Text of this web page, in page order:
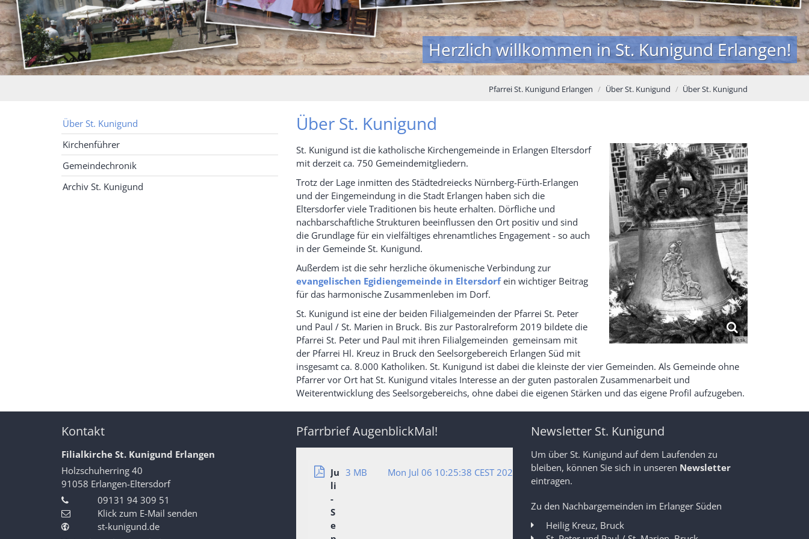
Herzlich willkommen in St. Kunigund Erlangen!
Pfarrei St. Kunigund Erlangen Über St. Kunigund Über St. Kunigund
Über St. Kunigund
© sk
St. Kunigund ist die katholische Kirchengemeinde in Erlangen Eltersdorf
mit derzeit ca. 750 Gemeindemitgliedern.
Trotz der Lage inmitten des Städtedreiecks Nürnberg-Fürth-Erlangen
und der Eingemeindung in die Stadt Erlangen haben sich die
Eltersdorfer viele Traditionen bis heute erhalten. Dörfliche und
nachbarschaftliche Strukturen beeinflussen den Ort positiv und sind
die Grundlage für ein vielfältiges ehrenamtliches Engagement - so auch
in der Gemeinde St. Kunigund.
Außerdem ist die sehr herzliche ökumenische Verbindung zur
evangelischen Egidiengemeinde in Eltersdorfein wichtiger Beitrag
für das harmonische Zusammenleben im Dorf.
St. Kunigund ist eine der beiden Filialgemeinden der Pfarrei St. Peter
und Paul / St. Marien in Bruck. Bis zur Pastoralreform 2019 bildete die
Pfarrei St. Peter und Paul mit ihren Filialgemeinden gemeinsam mit
der Pfarrei Hl. Kreuz in Bruck den Seelsorgebereich Erlangen Süd mit
insgesamt ca. 8.000 Katholiken. St. Kunigund ist dabei die kleinste der vier Gemeinden. Als Gemeinde ohne
Pfarrer vor Ort hat St. Kunigund vitales Interesse an der guten pastoralen Zusammenarbeit und
Weiterentwicklung des Seelsorgebereichs, ohne dabei die eigenen Stärken und das eigene Profil aufzugeben.
Über St. Kunigund
Kirchenführer
Gemeindechronik
Archiv St. Kunigund
Kontakt
Filialkirche St. Kunigund Erlangen
Holzschuherring 40
91058 Erlangen-Eltersdorf
09131 94 309 51
Klick zum E-Mail senden
st-kunigund.de
Pfarrbrief AugenblickMal!
Ju
li
-
S
e
3 MB Mon Jul 06 10:25:38 CEST 2026
Newsletter St. Kunigund
Um über St. Kunigund auf dem Laufenden zu
bleiben, können Sie sich in unseren Newsletter
eintragen.
Zu den Nachbargemeinden im Erlanger Süden
Heilig Kreuz, Bruck